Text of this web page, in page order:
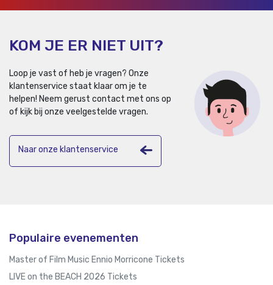
KOM JE ER NIET UIT?
Loop je vast of heb je vragen? Onze
klantenservice staat klaar om je te
helpen! Neem gerust contact met ons op
of kijk bij onze veelgestelde vragen.
Naar onze klantenservice
Populaire evenementen
Master of Film Music Ennio Morricone Tickets
LIVE on the BEACH 2026 Tickets